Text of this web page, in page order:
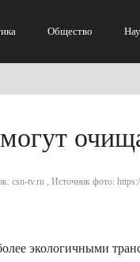
Общество
csn-tv.ru , Источник фото:
экологичными